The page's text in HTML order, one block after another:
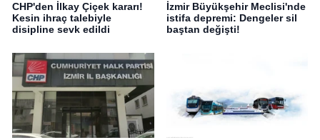
CHP'den İlkay Çiçek kararı!
Kesin ihraç talebiyle
disipline sevk edildi
İzmir Büyükşehir Meclisi'nde
istifa depremi: Dengeler sil
baştan değişti!